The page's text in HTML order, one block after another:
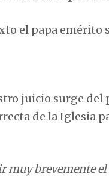
el papa emérito
juicio surge del
de la Iglesia
muy brevemente